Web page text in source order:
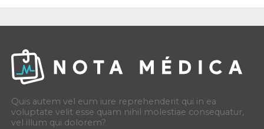
Quis autem vel eum iure reprehenderit qui in ea
voluptate velit esse quam nihil molestiae consequatur,
vel illum qui dolorem?